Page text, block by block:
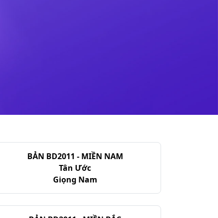
BẢN BD2011 - MIỀN NAM
Tân Ước
Giọng Nam